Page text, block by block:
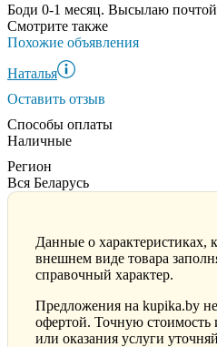
Боди 0-1 месяц. Высылаю
Смотрите также
Похожие объявления
Наталья
Оставить отзыв
Способы оплаты
Наличные
Регион
Вся Беларусь
Данные о характеристиках,
внешнем виде товара
справочный характер.
Предложения на kupika.by
офертой. Точную стоимость
или оказания услуги